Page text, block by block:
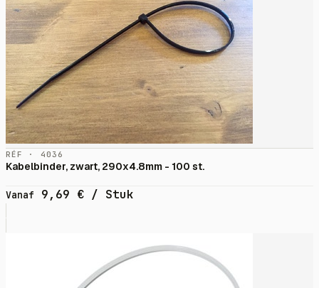
RÉF · 4036
Kabelbinder, zwart, 290x4.8mm - 100 st.
Vanaf 9,69 € / Stuk